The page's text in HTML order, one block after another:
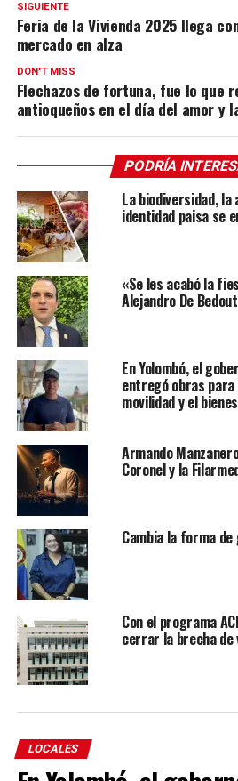
SIGUIENTE
Feria de la Vivienda 2025 llega
mercado en alza
DON'T MISS
Flechazos de fortuna, fue lo que
antioqueños en el día del amor y
PODRÍA
La biodiversidad,
identidad paisa se
«Se les acabó la
Alejandro De Bedout
En Yolombó, el
entregó obras para
movilidad y el
Armando
Coronel y la
Cambia la forma
Con el programa
cerrar la brecha de
LOCALES